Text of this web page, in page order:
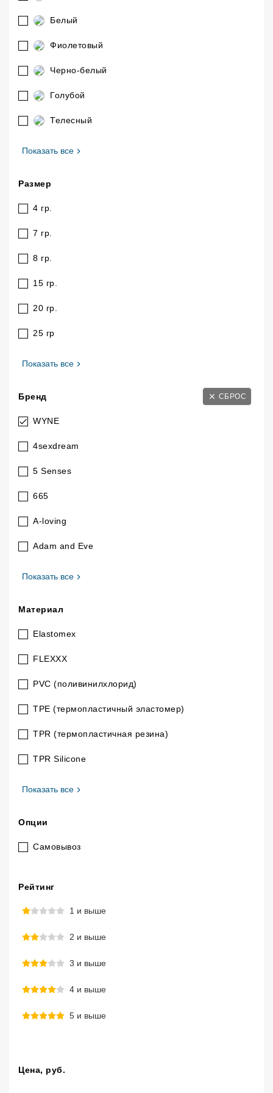
Белый
Фиолетовый
Черно-белый
Голубой
Телесный
Показать все, Цвет
Размер
4 гр.
7 гр.
8 гр.
15 гр.
20 гр.
25 гр
Показать все, Размер
Бренд СБРОС
WYNE
4sexdream
5 Senses
665
A-loving
Adam and Eve
Показать все, Бренд
Материал
Elastomex
FLEXXX
PVC (поливинилхлорид)
TPE (термопластичный эластомер)
TPR (термопластичная резина)
TPR Silicone
Показать все, Материал
Опции
Самовывоз
Рейтинг
1 и выше
2 и выше
3 и выше
4 и выше
5 и выше
Цена, руб.